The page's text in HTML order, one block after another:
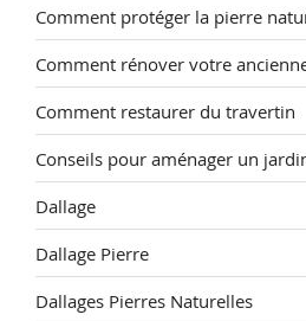
Comment protéger la pierre
Comment rénover votre
Comment restaurer du travertin
Conseils pour aménager un
Dallage
Dallage Pierre
Dallages Pierres Naturelles